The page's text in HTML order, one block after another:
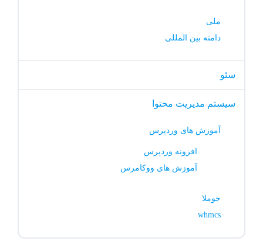
ملی
دامنه بین المللی
سئو
سیستم مدیریت محتوا
آموزش های وردپرس
افزونه وردپرس
آموزش های ووکامرس
جوملا
whmcs